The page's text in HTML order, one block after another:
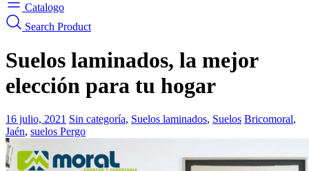
Catalogo
Search Product
Suelos laminados, la mejor
elección para tu hogar
16 julio, 2021 Sin categoría, Suelos laminados, Suelos Bricomoral,
Jaén, suelos Pergo